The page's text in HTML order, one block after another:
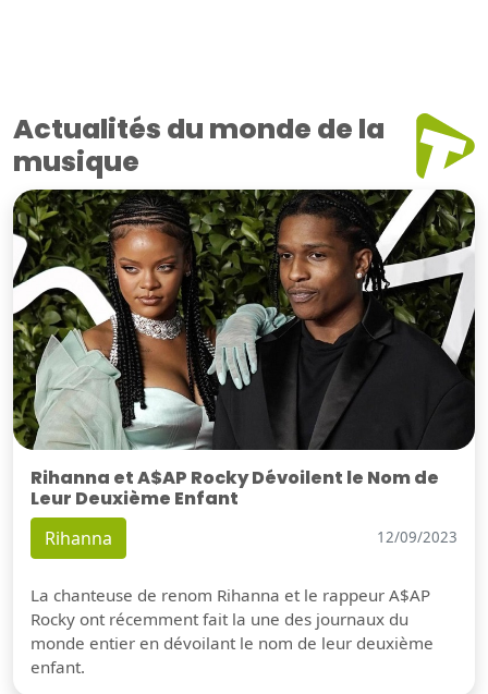
Actualités du monde de la
musique
Rihanna et A$AP Rocky Dévoilent le Nom de
Leur Deuxième Enfant
Rihanna 12/09/2023
La chanteuse de renom Rihanna et le rappeur A$AP
Rocky ont récemment fait la une des journaux du
monde entier en dévoilant le nom de leur deuxième
enfant.